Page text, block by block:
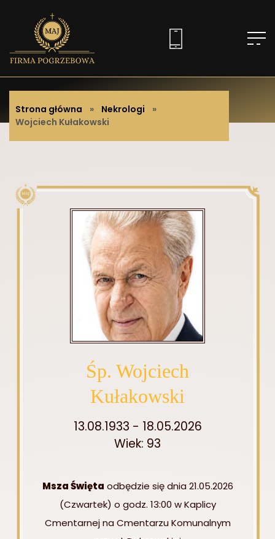
Strona główna » Nekrologi »
Wojciech Kułakowski
Śp. Wojciech
Kułakowski
13.08.1933 - 18.05.2026
Wiek: 93
Msza Święta odbędzie się dnia 21.05.2026
(Czwartek) o godz. 13:00 w Kaplicy
Cmentarnej na Cmentarzu Komunalnym